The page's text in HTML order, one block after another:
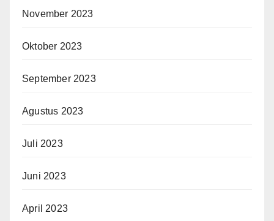
November 2023
Oktober 2023
September 2023
Agustus 2023
Juli 2023
Juni 2023
April 2023